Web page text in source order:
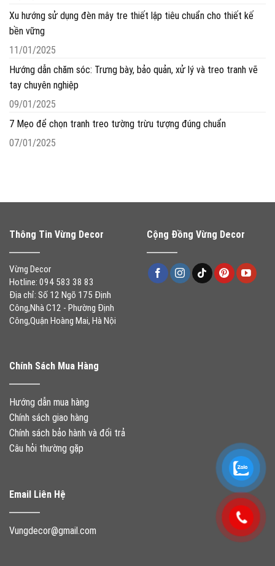
Xu hướng sử dụng đèn mây tre thiết lập tiêu chuẩn cho thiết kế
bền vững
11/01/2025
Hướng dẫn chăm sóc: Trưng bày, bảo quản, xử lý và treo tranh vẽ
tay chuyên nghiệp
09/01/2025
7 Mẹo để chọn tranh treo tường trừu tượng đúng chuẩn
07/01/2025
Thông Tin Vừng Decor
Vừng Decor
Hotline: 094 583 38 83
Địa chỉ: Số 12 Ngõ 175 Định
Công,Nhà C12 - Phường Định
Công,Quận Hoàng Mai, Hà Nội
Cộng Đồng Vừng Decor
Chính Sách Mua Hàng
Hướng dẫn mua hàng
Chính sách giao hàng
Chính sách bảo hành và đổi trả
Câu hỏi thường gặp
Email Liên Hệ
Vungdecor@gmail.com